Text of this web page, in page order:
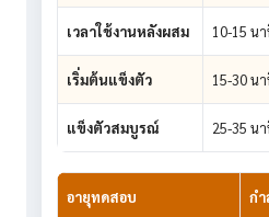
เวลาใช้งานหลังผสม 10-15 น
เริ่มต้นแข็งตัว 15-30 น
แข็งตัวสมบูรณ์ 25-35 น
อายุทดสอบ กำ